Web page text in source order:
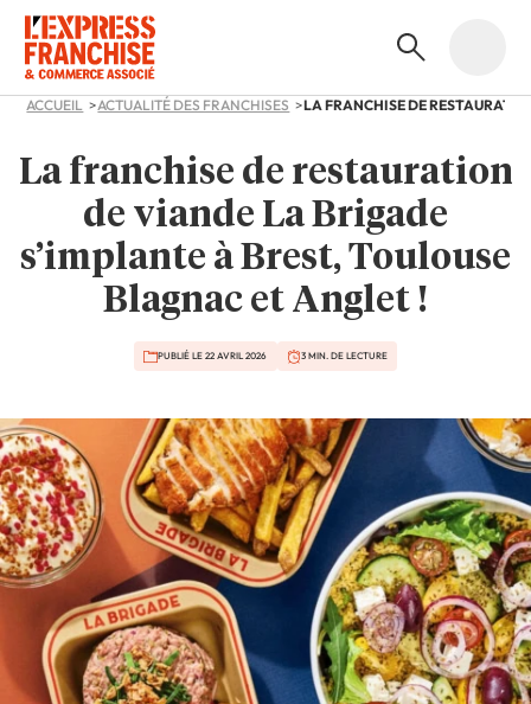
ACCUEIL ACTUALITÉ DES FRANCHISES
La franchise de restauration
de viande La Brigade
s’implante à Brest, Toulouse
Blagnac et Anglet !
PUBLIÉ LE 22 AVRIL 2026 3 MIN. DE LECTURE